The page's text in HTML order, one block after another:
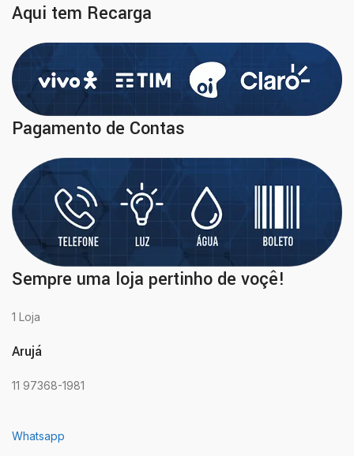
Aqui tem Recarga
Pagamento de Contas
Sempre uma loja pertinho de voçê!
1 Loja
Arujá
11 97368-1981
Whatsapp